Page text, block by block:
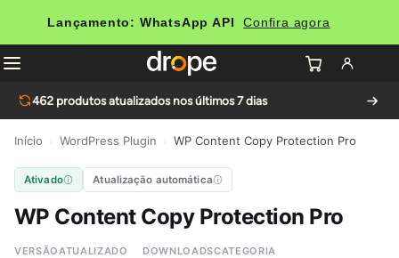
Lançamento: WhatsApp API Confira agora
462 produtos atualizados nos últimos 7 dias
Início WordPress Plugin WP Content Copy Protection Pro
Ativado Atualização automática
WP Content Copy Protection Pro
VERSÃOATUALIZADO DOWNLOADSCATEGORIA